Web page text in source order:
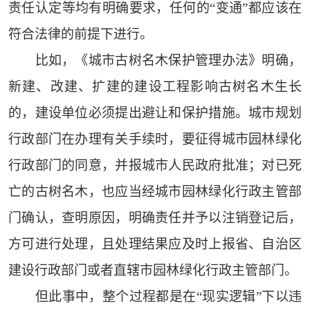
责任认定等均有明确要求，任何的“变通”都应该在
符合法律的前提下进行。
比如，《城市古树名木保护管理办法》明确，
新建、改建、扩建的建设工程影响古树名木生长
的，建设单位必须提出避让和保护措施。城市规划
行政部门在办理有关手续时，要征得城市园林绿化
行政部门的同意，并报城市人民政府批准；对已死
亡的古树名木，也应当经城市园林绿化行政主管部
门确认，查明原因，明确责任并予以注销登记后，
方可进行处理，且处理结果应及时上报省、自治区
建设行政部门或者直辖市园林绿化行政主管部门。
但此事中，整个过程都是在“现实逻辑”下以违